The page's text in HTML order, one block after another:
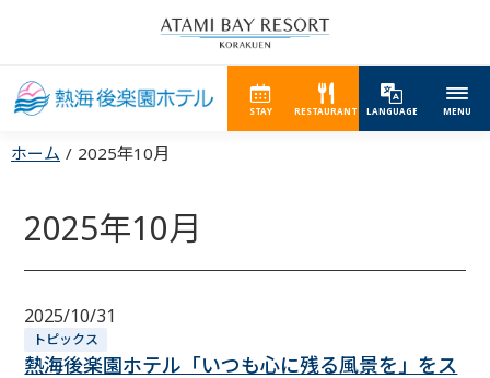
STAY RESTAURANT LANGUAGE MENU
ホーム 2025年10月
2025年10月
2025/10/31
トピックス
熱海後楽園ホテル「いつも心に残る風景を」をス